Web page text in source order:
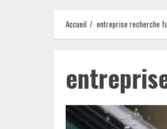
Accueil entreprise recherche